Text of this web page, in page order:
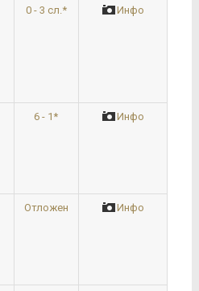
0 - 3 сл.* Инфо
6 - 1* Инфо
Отложен Инфо